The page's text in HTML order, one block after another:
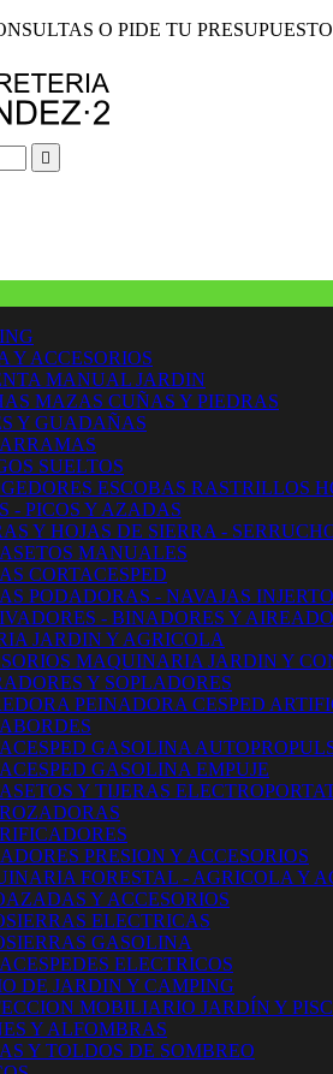
O PIDE TU

Y ACCESORIOS
MANUAL JARDIN
MAZAS CUÑAS Y PIEDRAS
Y GUADAÑAS
SUELTOS
ESCOBAS RASTRILLOS
- PICOS Y AZADAS
Y HOJAS DE SIERRA -
MANUALES
CORTACESPED
PODADORAS - NAVAJAS INJERTO
- BINADORES Y
JARDIN Y AGRICOLA
MAQUINARIA JARDIN Y
Y SOPLADORES
PEINADORA CESPED
GASOLINA
GASOLINA EMPUJE
Y TIJERAS
PRESION Y ACCESORIOS
FORESTAL - AGRICOLA Y
Y ACCESORIOS
ELECTRICAS
GASOLINA
ELECTRICOS
DE JARDIN Y CAMPING
MOBILIARIO JARDÍN Y
Y ALFOMBRAS
Y TOLDOS DE SOMBREO